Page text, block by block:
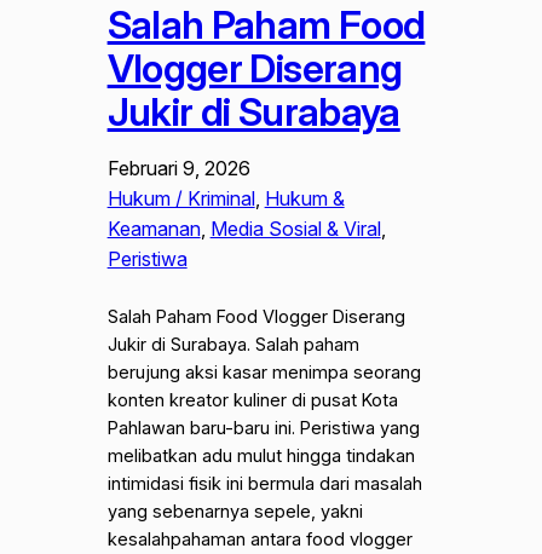
Salah Paham Food
Vlogger Diserang
Jukir di Surabaya
Februari 9, 2026
Hukum / Kriminal, Hukum &
Keamanan, Media Sosial & Viral
Peristiwa
Salah Paham Food Vlogger Diserang
Jukir di Surabaya. Salah paham
berujung aksi kasar menimpa seorang
konten kreator kuliner di pusat Kota
Pahlawan baru-baru ini. Peristiwa yang
melibatkan adu mulut hingga tindakan
intimidasi fisik ini bermula dari masalah
yang sebenarnya sepele, yakni
kesalahpahaman antara food vlogger